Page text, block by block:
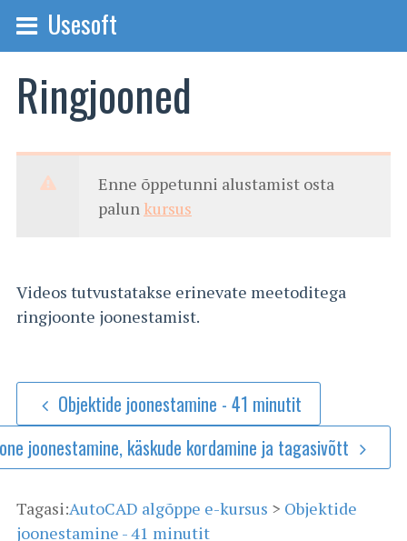
Usesoft
Ringjooned
Enne õppetunni alustamist osta
palun kursus
Videos tutvustatakse erinevate meetoditega
ringjoonte joonestamist.
Objektide joonestamine - 41 minutit
joonestamine, käskude kordamine ja tagasivõtt
Tagasi:AutoCAD algõppe e-kursus > Objektide
joonestamine - 41 minutit